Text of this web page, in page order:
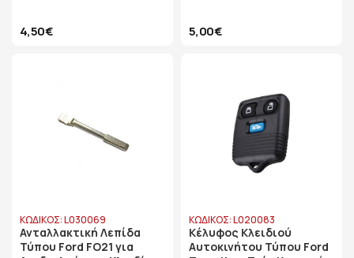
4,50€ 5,00€
ΚΩΔΙΚΟΣ: L030069
Ανταλλακτική Λεπίδα
Τύπου Ford FO21 για
ΚΩΔΙΚΟΣ: L020083
Κέλυφος Κλειδιού
Αυτοκινήτου Τύπου Ford